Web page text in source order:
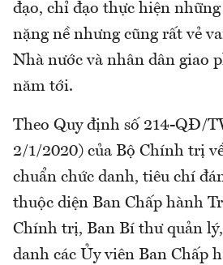
đạo, chỉ đạo thực hiện
nặng nề nhưng cũng rất vẻ
Nhà nước và nhân dân giao
năm tới.
Theo Quy định số 214-QĐ/
2/1/2020) của Bộ Chính trị
chuẩn chức danh, tiêu chí
thuộc diện Ban Chấp hành
Chính trị, Ban Bí thư quản
danh các Ủy viên Ban Chấp